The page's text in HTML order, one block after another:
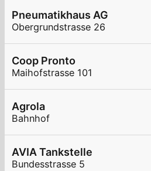
Pneumatikhaus AG
Obergrundstrasse 26
Coop Pronto
Maihofstrasse 101
Agrola
Bahnhof
AVIA Tankstelle
Bundesstrasse 5